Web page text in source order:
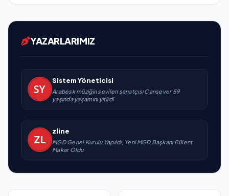
YAZARLARIMIZ
Sistem Yöneticisi
Arabesk müziğin sevilen sanatçısı Cansever 59
yaşında yaşamını yitirdi
zline
MGD Genel Kurulu Yapıldı, Yeni MGD Başkanı Bülent
Makar Oldu